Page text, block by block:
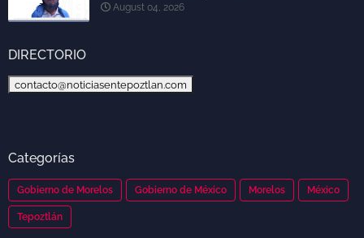
August 04, 2026
DIRECTORIO
contacto@noticiasentepoztlan.com
Categorías
Gobierno de Morelos Gobierno de México Morelos México
Tepoztlán